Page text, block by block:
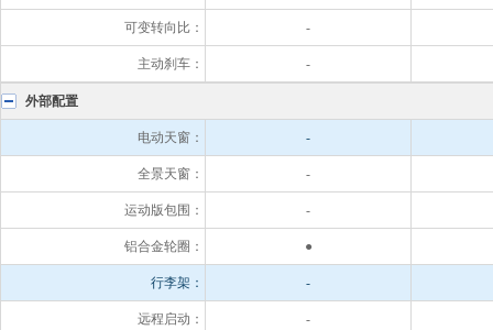
可变转向比： -
主动刹车： -
外部配置
电动天窗： -
全景天窗： -
运动版包围： -
铝合金轮圈： ●
行李架： -
远程启动： -